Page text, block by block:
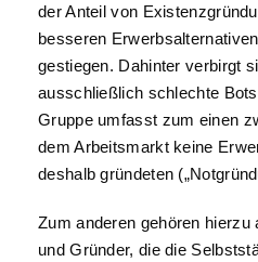
der Anteil von
besseren
gestiegen. Dahinter verbirgt
ausschließlich schlechte
Gruppe umfasst zum einen
dem Arbeitsmarkt keine
deshalb gründeten
Zum anderen gehören hierzu
und Gründer, die die